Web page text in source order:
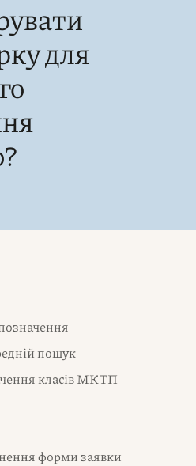
для
пошук
класів МКТП
форми заявки